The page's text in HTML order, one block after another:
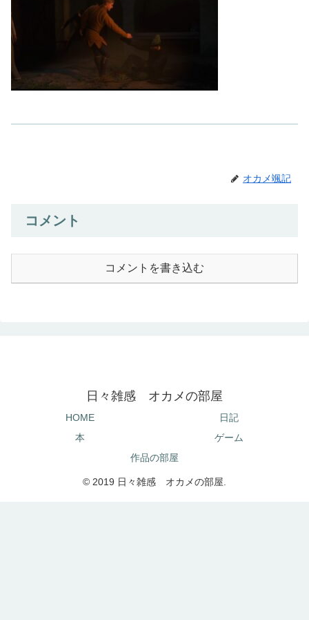
オカメ颯記
コメント
コメントを書き込む
日々雑感 オカメの部屋
HOME
日記
本
ゲーム
作品の部屋
© 2019 日々雑感 オカメの部屋.